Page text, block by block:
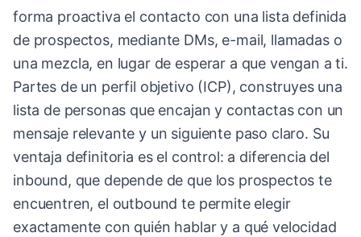
forma proactiva el contacto con una lista definida
de prospectos, mediante DMs, e-mail, llamadas o
una mezcla, en lugar de esperar a que vengan a ti.
Partes de un perfil objetivo (ICP), construyes una
lista de personas que encajan y contactas con un
mensaje relevante y un siguiente paso claro. Su
ventaja definitoria es el control: a diferencia del
inbound, que depende de que los prospectos te
encuentren, el outbound te permite elegir
exactamente con quién hablar y a qué velocidad